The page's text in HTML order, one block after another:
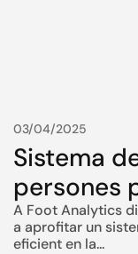
03/04/2025
Sistema
persones
A Foot Analytics
a aprofitar un
eficient en la...